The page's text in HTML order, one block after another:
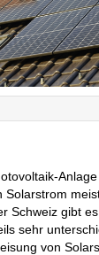
Solarstrom
Schweiz gibt
sehr
von